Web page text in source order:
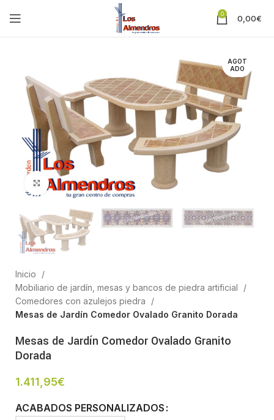
0 0,00€
AGOT
ADO
Clic para ampliar
Inicio
Mobiliario de jardín, mesas y bancos de piedra artificial
Comedores con azulejos piedra
Mesas de Jardín Comedor Ovalado Granito Dorada
Mesas de Jardín Comedor Ovalado Granito
Dorada
1.411,95€
ACABADOS PERSONALIZADOS